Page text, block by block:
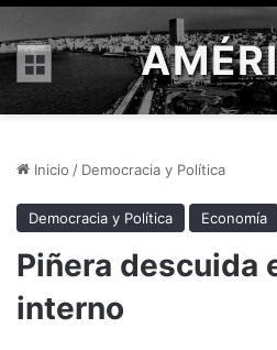
Menú
Inicio / Democracia y Política
Democracia y Política Economía
Piñera descuida
interno